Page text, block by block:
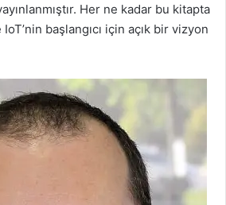
Her ne kadar bu kitapta
başlangıcı için açık bir vizyon